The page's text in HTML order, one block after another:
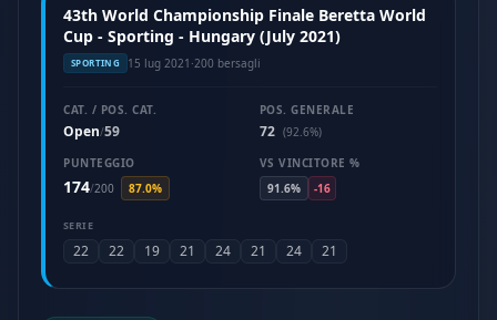
43th World Championship Finale Beretta World
Cup - Sporting - Hungary (July 2021)
SPORTING 15 lug 2021 ·200 bersagli
CAT. / POS. CAT.
Open/59
POS. GENERALE
72 (92.6%)
PUNTEGGIO
174/200 87.0%
VS VINCITORE %
91.6%
-16
SERIE
22 22 19 21 24 21 24 21